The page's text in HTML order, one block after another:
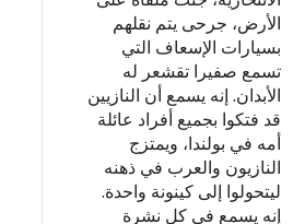
الأرض، جرحى يتم نقلهم
بسيارات الإسعاف التي
تسمع صفيرا تقشعر له
الأبدان. إنه يسمع أن النازيين
قد فتكوا بجميع أفراد عائلة
أمه في بولندا، ويمتزج
النازيون والعرب في ذهنه
ليتحولوا إلى كينونة واحدة.
إنه يسمع في كل نشرة